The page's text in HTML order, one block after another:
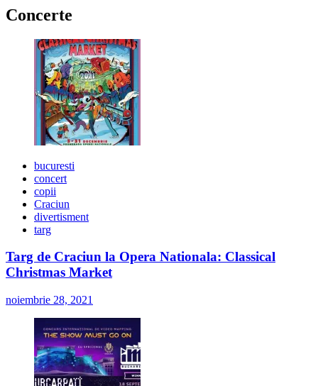
Concerte
bucuresti
concert
copii
Craciun
divertisment
targ
Targ de Craciun la Opera Nationala: Classical
Christmas Market
noiembrie 28, 2021